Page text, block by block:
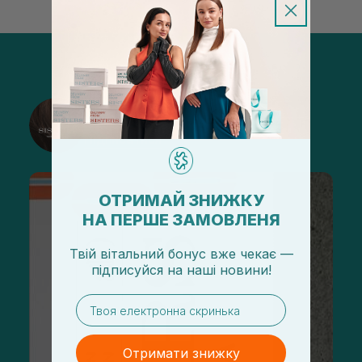
@sisters_stelmakh в Instagram
Підписатися
ОТРИМАЙ ЗНИЖКУ
НА ПЕРШЕ ЗАМОВЛЕНЯ
Твій вітальний бонус вже чекає —
підписуйся на наші новини!
email
Отримати знижку